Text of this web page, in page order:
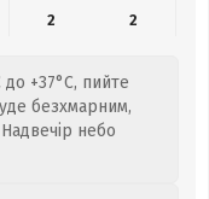
2 2
+37°C, пийте
безхмарним,
небо